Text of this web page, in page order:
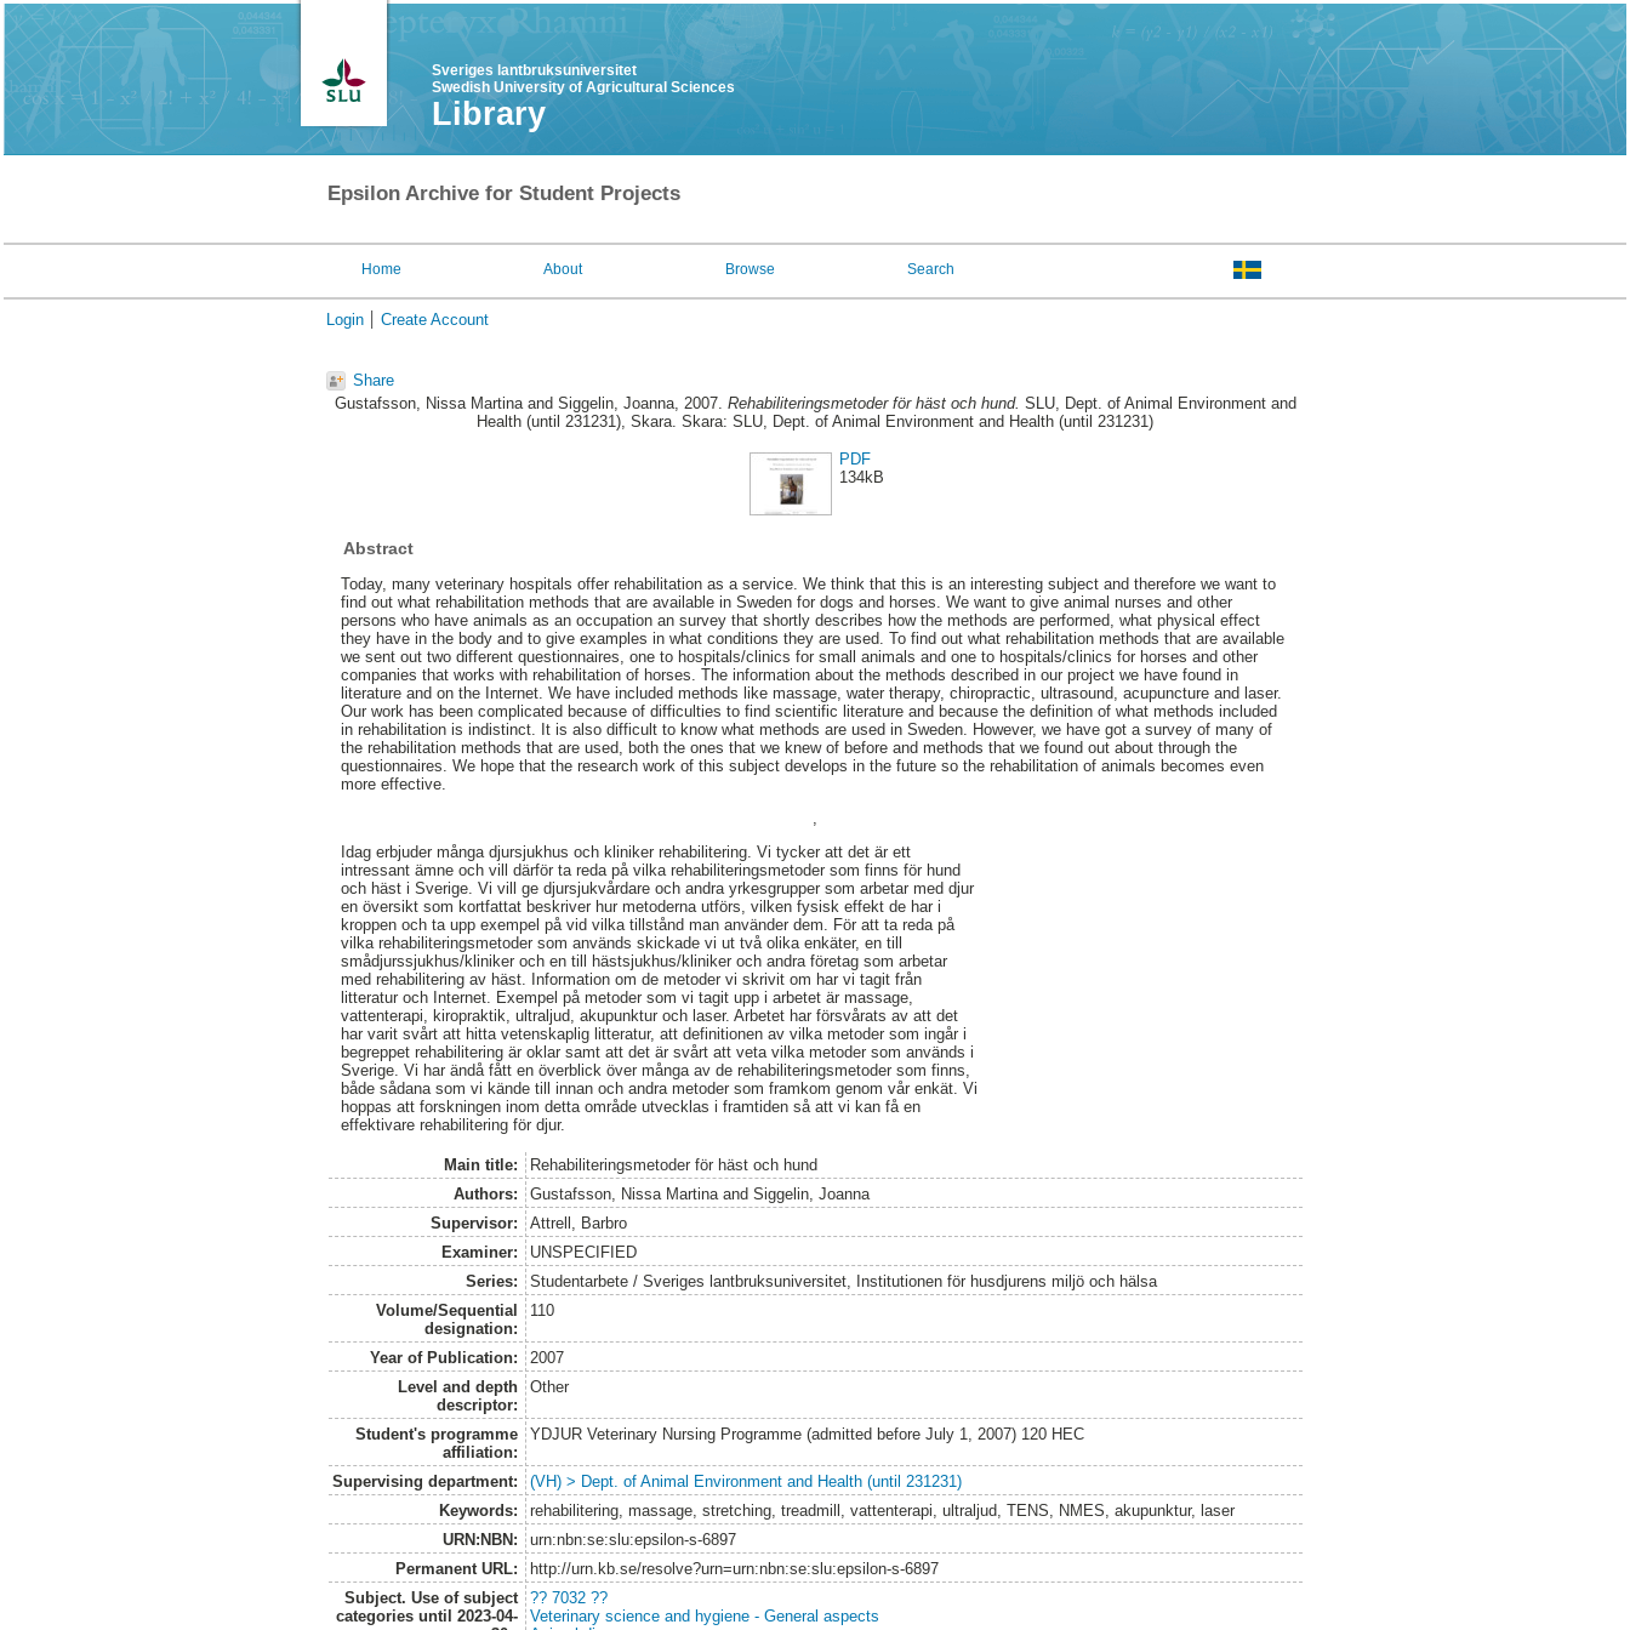
Sveriges lantbruksuniversitet
Swedish University of Agricultural Sciences
Library
Epsilon Archive for Student Projects
Home About Browse Search
Login Create Account
Share
Gustafsson, Nissa Martinaand Siggelin, Joanna, 2007. Rehabiliteringsmetoder för häst och hund. SLU, Dept. of Animal Environment and
Health (until 231231), Skara. Skara: SLU, Dept. of Animal Environment and Health (until 231231)
PDF
134kB
Abstract
Today, many veterinary hospitals offer rehabilitation as a service. We think that this is an interesting subject and therefore we want to
find out what rehabilitation methods that are available in Sweden for dogs and horses. We want to give animal nurses and other
persons who have animals as an occupation an survey that shortly describes how the methods are performed, what physical effect
they have in the body and to give examples in what conditions they are used. To find out what rehabilitation methods that are available
we sent out two different questionnaires, one to hospitals/clinics for small animals and one to hospitals/clinics for horses and other
companies that works with rehabilitation of horses. The information about the methods described in our project we have found in
literature and on the Internet. We have included methods like massage, water therapy, chiropractic, ultrasound, acupuncture and laser.
Our work has been complicated because of difficulties to find scientific literature and because the definition of what methods included
in rehabilitation is indistinct. It is also difficult to know what methods are used in Sweden. However, we have got a survey of many of
the rehabilitation methods that are used, both the ones that we knew of before and methods that we found out about through the
questionnaires. We hope that the research work of this subject develops in the future so the rehabilitation of animals becomes even
more effective.
Idag erbjuder många djursjukhus och kliniker rehabilitering. Vi tycker att det är ett
intressant ämne och vill därför ta reda på vilka rehabiliteringsmetoder som finns för hund
och häst i Sverige. Vi vill ge djursjukvårdare och andra yrkesgrupper som arbetar med djur
en översikt som kortfattat beskriver hur metoderna utförs, vilken fysisk effekt de har i
kroppen och ta upp exempel på vid vilka tillstånd man använder dem. För att ta reda på
vilka rehabiliteringsmetoder som används skickade vi ut två olika enkäter, en till
smådjurssjukhus/kliniker och en till hästsjukhus/kliniker och andra företag som arbetar
med rehabilitering av häst. Information om de metoder vi skrivit om har vi tagit från
litteratur och Internet. Exempel på metoder som vi tagit upp i arbetet är massage,
vattenterapi, kiropraktik, ultraljud, akupunktur och laser. Arbetet har försvårats av att det
har varit svårt att hitta vetenskaplig litteratur, att definitionen av vilka metoder som ingår i
begreppet rehabilitering är oklar samt att det är svårt att veta vilka metoder som används i
Sverige. Vi har ändå fått en överblick över många av de rehabiliteringsmetoder som finns,
både sådana som vi kände till innan och andra metoder som framkom genom vår enkät. Vi
hoppas att forskningen inom detta område utvecklas i framtiden så att vi kan få en
effektivare rehabilitering för djur.
Main title:
Rehabiliteringsmetoder för häst och hund
Authors:
Gustafsson, Nissa Martinaand Siggelin, Joanna
Supervisor:
Attrell, Barbro
Examiner:
UNSPECIFIED
Series:
Studentarbete / Sveriges lantbruksuniversitet, Institutionen för husdjurens miljö och hälsa
Volume/Sequential
designation:
110
Year of Publication:
2007
Level and depth
descriptor:
Other
Student's programme
affiliation:
YDJUR Veterinary Nursing Programme (admitted before July 1, 2007) 120 HEC
Supervising department:
(VH) > Dept. of Animal Environment and Health (until 231231)
Keywords:
rehabilitering, massage, stretching, treadmill, vattenterapi, ultraljud, TENS, NMES, akupunktur, laser
URN:NBN:
urn:nbn:se:slu:epsilon-s-6897
Permanent URL:
http://urn.kb.se/resolve?urn=urn:nbn:se:slu:epsilon-s-6897
Subject. Use of subject
categories until 2023-04-
?? 7032 ??
Veterinary science and hygiene - General aspects